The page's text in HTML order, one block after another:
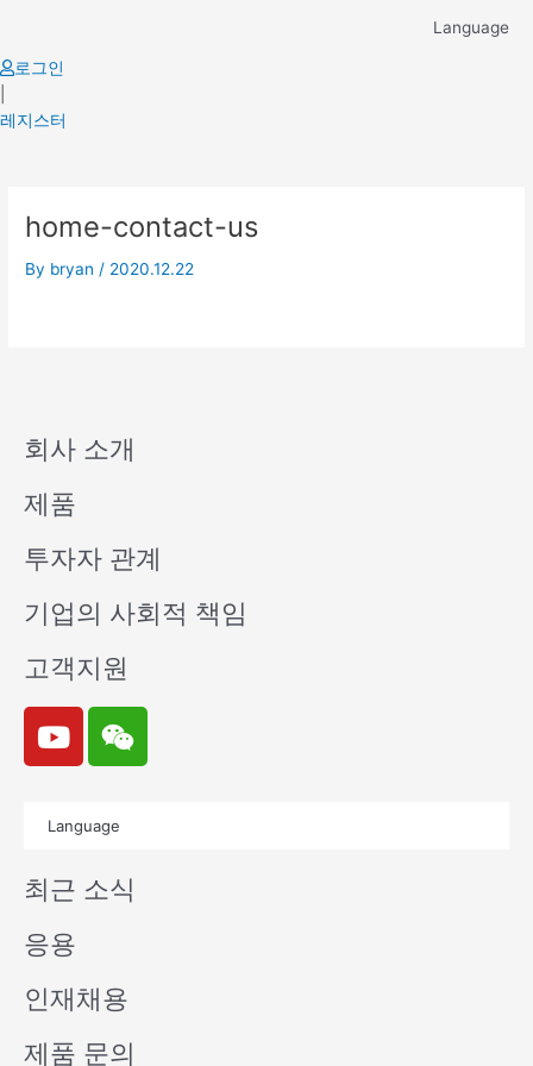
content
Language
로그인
레지스터
home-contact-us
By bryan / 2020.12.22
회사 소개
제품
투자자 관계
기업의 사회적 책임
고객지원
Y
o
u
e
W
e
i
n
Language
최근 소식
응용
인재채용
제품 문의